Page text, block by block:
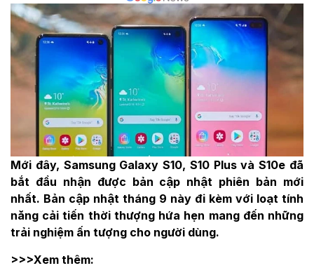
Mới đây, Samsung Galaxy S10, S10 Plus và S10e đã
bắt đầu nhận được bản cập nhật phiên bản mới
nhất. Bản cập nhật tháng 9 này đi kèm với loạt tính
năng cải tiến thời thượng hứa hẹn mang đến những
trải nghiệm ấn tượng cho người dùng.
>>>Xem thêm: